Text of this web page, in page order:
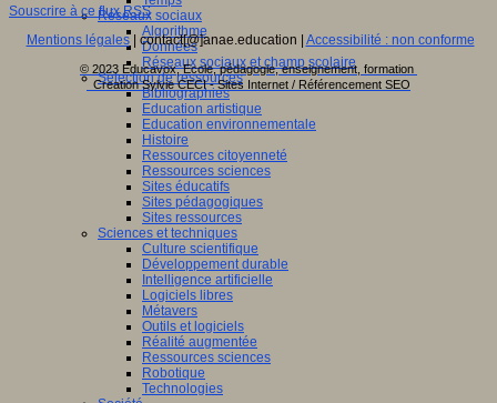
Réseaux sociaux
Algorithme
Données
Réseaux sociaux et champ scolaire
Sélection de ressources
Bibliographies
Education artistique
Education environnementale
Histoire
Ressources citoyenneté
Ressources sciences
Sites éducatifs
Sites pédagogiques
Sites ressources
Sciences et techniques
Culture scientifique
Développement durable
Intelligence artificielle
Logiciels libres
Métavers
Outils et logiciels
Réalité augmentée
Ressources sciences
Robotique
Technologies
Souscrire à ce flux RSS
Mentions légales| contact[@]anae.education | Accessibilité : non conforme
© 2023 Educavox, Ecole, pédagogie, enseignement, formation
Creation Sylvie CECI - Sites Internet / Référencement SEO